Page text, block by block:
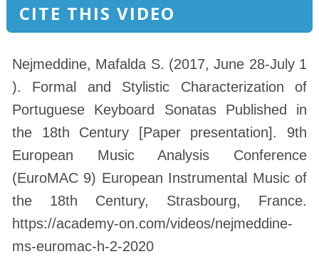
CITE THIS VIDEO
Nejmeddine, Mafalda S. (2017, June 28-July 1
). Formal and Stylistic Characterization of
Portuguese Keyboard Sonatas Published in
the 18th Century [Paper presentation]. 9th
European Music Analysis Conference
(EuroMAC 9) European Instrumental Music of
the 18th Century, Strasbourg, France.
https://academy-on.com/videos/nejmeddine-
ms-euromac-h-2-2020